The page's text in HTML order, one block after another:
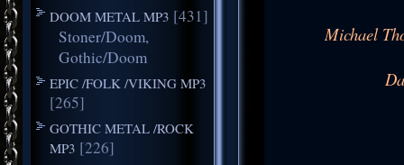
DOOM METAL MP3 [431]
Stoner/Doom,
Gothic/Doom
EPIC /FOLK /VIKING MP3
[265]
GOTHIC METAL /ROCK
MP3 [226]
Michael